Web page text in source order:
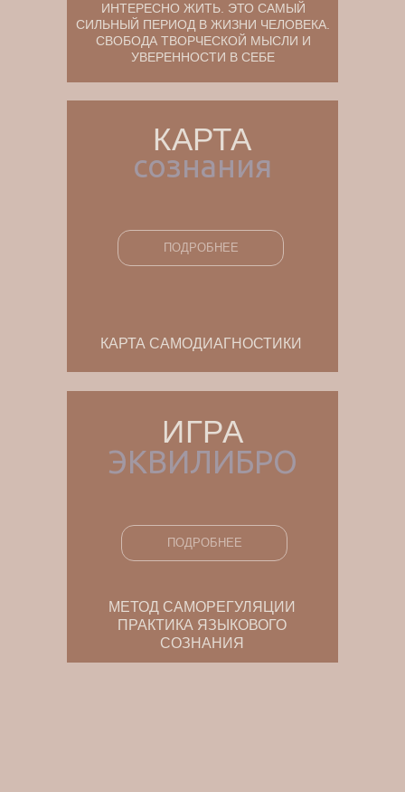
ИНТЕРЕСНО ЖИТЬ. ЭТО САМЫЙ
СИЛЬНЫЙ ПЕРИОД В ЖИЗНИ ЧЕЛОВЕКА.
СВОБОДА ТВОРЧЕСКОЙ МЫСЛИ И
УВЕРЕННОСТИ В СЕБЕ
КАРТА САМОДИАГНОСТИКИ
КАРТА
МЕТОД САМОРЕГУЛЯЦИИ
ПРАКТИКА ЯЗЫКОВОГО
СОЗНАНИЯ
ИГРА
сознания
ПОДРОБНЕЕ
ЭКВИЛИБРО
ПОДРОБНЕЕ